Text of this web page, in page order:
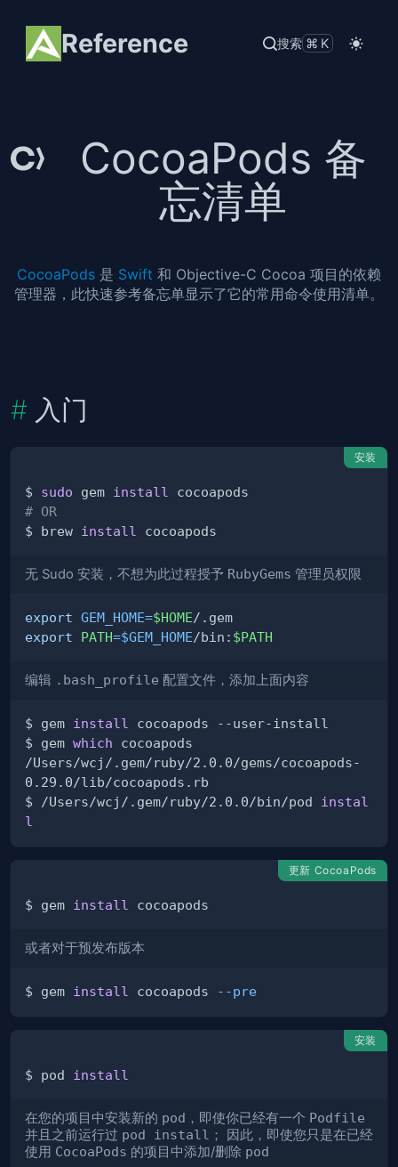
Reference 搜索 ⌘K
CocoaPods 备
忘清单
CocoaPods 是 Swift 和 Objective-C Cocoa 项目的依赖
管理器，此快速参考备忘单显示了它的常用命令使用清单。
入门
安装
$ sudo gem install
# OR
$ brew install
无 Sudo 安装，不想为此过程授予 RubyGems 管理员权限
export GEM_HOME=$HOME
export
PATH=$GEM_HOME/bin: $PATH
编辑 .bash_profile 配置文件，添加上面内容
$ gem install
$ gem which
/Users/wcj/.gem/ruby/2.0.0/gems/cocoapods-
$ /Users/wcj/.gem/ruby/2.0.0/bin/pod instal
l
更新 CocoaPods
$ gem install
或者对于预发布版本
$ gem install cocoapods --pre
安装
$ pod install
在您的项目中安装新的 pod ，即使你已经有一个 Podfile
并且之前运行过 pod install ； 因此，即使您只是在已经
使用 CocoaPods 的项目中添加/删除 pod